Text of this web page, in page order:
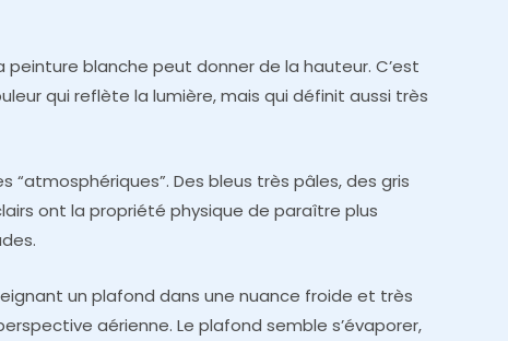
peinture blanche peut donner de la hauteur. C’est
qui reflète la lumière, mais qui définit aussi très
“atmosphériques”. Des bleus très pâles, des gris
ont la propriété physique de paraître plus
un plafond dans une nuance froide et très
aérienne. Le plafond semble s’évaporer,